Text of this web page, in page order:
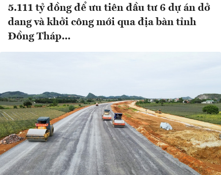
5.111 tỷ đồng để ưu tiên đầu tư 6 dự án dở
dang và khởi công mới qua địa bàn tỉnh
Đồng Tháp...